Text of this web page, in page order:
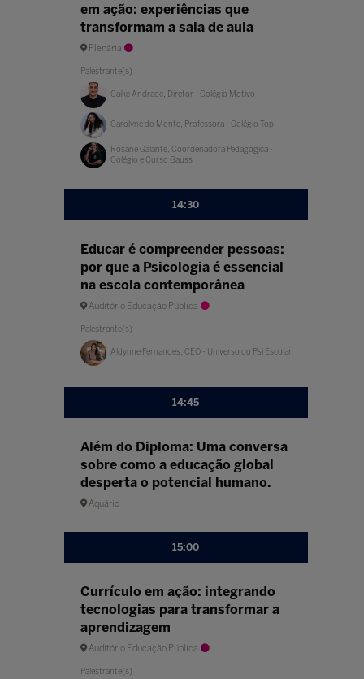
em ação: experiências que
transformam a sala de aula
Plenária
Palestrante(s)
Caíke Andrade, Diretor - Colégio Motivo
Carolyne do Monte, Professora - Colégio Top
Rosane Galante, Coordenadora Pedagógica -
Colégio e Curso Gauss
14:30
Educar é compreender pessoas:
por que a Psicologia é essencial
na escola contemporânea
Auditório Educação Pública
Palestrante(s)
Aldynne Fernandes, CEO - Universo do Psi Escolar
14:45
Além do Diploma: Uma conversa
sobre como a educação global
desperta o potencial humano.
Aquário
15:00
Currículo em ação: integrando
tecnologias para transformar a
aprendizagem
Auditório Educação Pública
Palestrante(s)